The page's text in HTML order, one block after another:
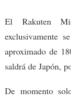
El Rakuten
exclusivamente
aproximado de
saldrá de Japón,
De momento